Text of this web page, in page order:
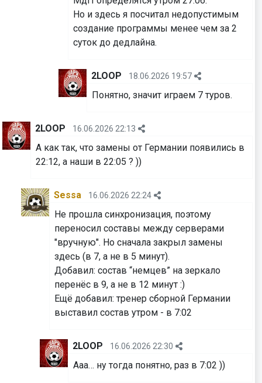
Но и здесь я посчитал недопустимым
создание программы менее чем за 2
суток до дедлайна.
2LOOP 18.06.2026 19:57
Понятно, значит играем 7 туров.
2LOOP 16.06.2026 22:13
А как так, что замены от Германии появились в
22:12, а наши в 22:05 ? ))
Sessa 16.06.2026 22:24
Не прошла синхронизация, поэтому
переносил составы между серверами
"вручную". Но сначала закрыл замены
здесь (в 7, а не в 5 минут).
Добавил: состав “немцев” на зеркало
перенёс в 9, а не в 12 минут :)
⁠⁠⁠⁠⁠⁠⁠Ещё добавил: тренер сборной Германии
выставил состав утром - в 7:02
2LOOP 16.06.2026 22:30
Ааа… ну тогда понятно, раз в 7:02 ))